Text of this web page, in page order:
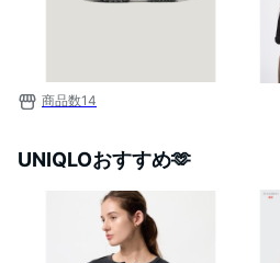
商品数14
UNIQLOおすすめ🫶